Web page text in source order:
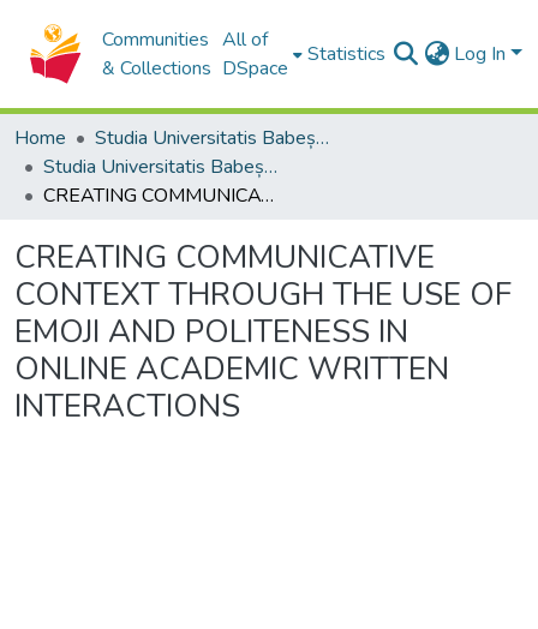
Communities
& Collections
All of
DSpace
Statistics Log In
Home
Studia Universitatis Babeș-Bolyai Collection
Studia Universitatis Babeș-Bolyai Philologia
CREATING COMMUNICATIVE CONTEXT THROUGH THE USE OF EMOJI AND POLITENESS IN ONLINE ACADEMIC WRITTEN INTERACTIONS
CREATING COMMUNICATIVE
CONTEXT THROUGH THE USE OF
EMOJI AND POLITENESS IN
ONLINE ACADEMIC WRITTEN
INTERACTIONS